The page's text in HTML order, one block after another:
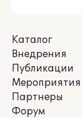
Каталог
Внедрения
Публикации
Мероприятия
Партнеры
Форум